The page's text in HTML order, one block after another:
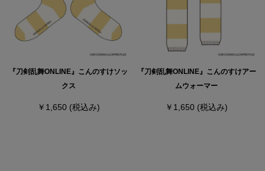
『刀剣乱舞ONLINE』こんのすけソッ
クス
￥1,650 (税込み)
『刀剣乱舞ONLINE』こんのすけアー
ムウォーマー
￥1,650 (税込み)